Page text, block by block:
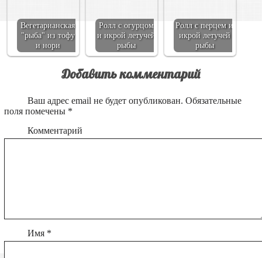
Вегетарианская
"рыба" из тофу
и нори
Ролл с огурцом
и икрой летучей
рыбы
Ролл с перцем и
икрой летучей
рыбы
Добавить комментарий
Ваш адрес email не будет опубликован. Обязательные
поля помечены *
Комментарий
Имя *